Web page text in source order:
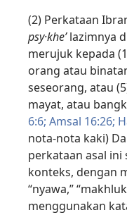
(2) Perkataan
psy·kheʹlazimnya
merujuk kepada
orang atau
seseorang, atau
mayat, atau
6:6; Amsal 16:26;
nota-nota kaki)
perkataan asal
konteks, dengan
“nyawa,”
menggunakan